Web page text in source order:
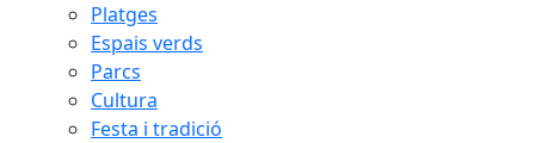
Platges
Espais verds
Parcs
Cultura
Festa i tradició